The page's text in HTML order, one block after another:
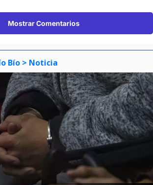
Mostrar Comentarios
Bío > Noticia